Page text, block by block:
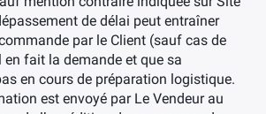
de délai peut entraîner
par le Client (sauf cas de
en fait la demande et que sa
en cours de préparation logistique.
est envoyé par Le Vendeur au